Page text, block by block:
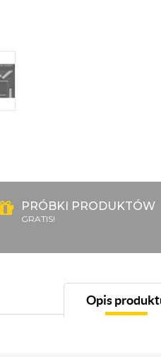
PRÓBKI PRODUKTÓW
GRATIS!
Opis